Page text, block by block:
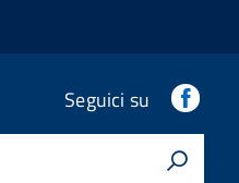
Seguici su